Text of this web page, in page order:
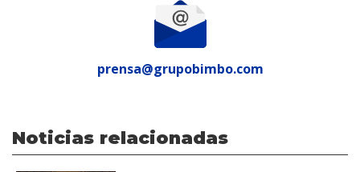
prensa@grupobimbo.com
Noticias relacionadas